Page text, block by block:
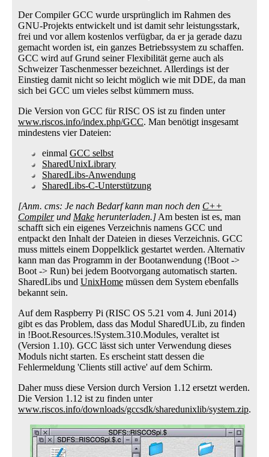
Der Compiler GCC wurde ursprünglich im Rahmen des
GNU-Projekts entwickelt und ist damit sehr leistungsstark,
frei und vor allem kostenlos verfügbar, da er ja gerade dazu
gemacht worden ist, ein ganzes Betriebssystem zu schaffen.
GCC wird auf Grund seiner Flexibilität gerne auch als
Schweizer Taschenmesser bezeichnet. Allerdings ist der
Einstieg damit nicht so leicht möglich wie mit DDE, da man
sich bei GCC um vieles selbst kümmern muss.
Die Version von GCC für RISC OS ist zu finden unter
www.riscos.info/index.php/GCC. Man benötigt insgesamt
mindestens vier Dateien:
einmal GCC selbst
SharedUnixLibrary
SharedLibs-Anwendung
SharedLibs-C-Unterstützung
[Anm. cms: Je nach Bedarf kann man noch den C++
Compilerund Make herunterladen.] Am besten ist es, man
schafft sich ein eigenes Verzeichnis namens GCC und
entpackt den Inhalt der Dateien in dieses Verzeichnis. GCC
muss mittels einem Doppelklick gestartet werden. Alternativ
kann man das Programm in der Bootanwendung (!Boot ->
Boot -> Run) bei jedem Bootvorgang automatisch starten.
SharedLibs und UnixHome müssen dem System ebenfalls
bekannt sein.
Auf dem Raspberry Pi (RISC OS 5.21 vom 4. Juni 2014)
gibt es das Problem, dass das Modul SharedULib, zu finden
in !Boot.Resources.!System.310.Modules, veraltet ist
(Version 1.10). GCC lässt sich unter Verwendung dieses
Moduls nicht starten. Es erscheint statt dessen die
Fehlermeldung 'Clients still active' auf dem Schirm.
Daher muss diese Version durch Version 1.12 ersetzt werden.
Die Version 1.12 ist zu finden unter
www.riscos.info/downloads/gccsdk/sharedunixlib/system.zip.